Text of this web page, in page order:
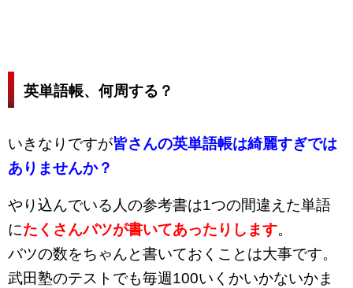
英単語帳、何周する？
いきなりですが皆さんの英単語帳は綺麗すぎでは
ありませんか？
やり込んでいる人の参考書は1つの間違えた単語
にたくさんバツが書いてあったりします。
バツの数をちゃんと書いておくことは大事です。
武田塾のテストでも毎週100いくかいかないかま